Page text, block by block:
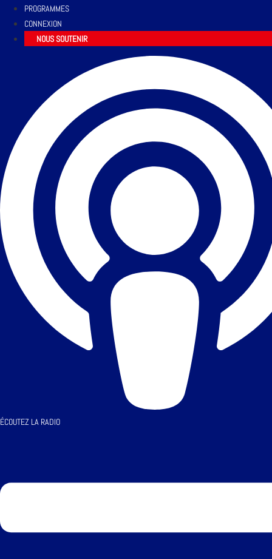
PROGRAMMES
CONNEXION
NOUS SOUTENIR
ÉCOUTEZ LA RADIO